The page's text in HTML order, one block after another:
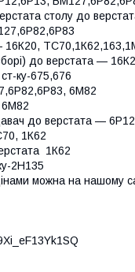
столу до
16К20,
до верстата —
ку-675,676
6М82
6М82
до верстата —
1К62
1К62
2Н135
можна на нашому